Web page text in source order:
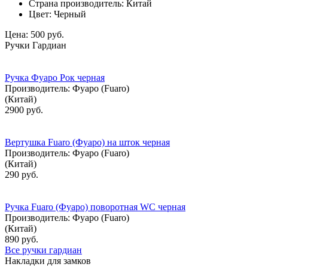
Страна производитель: Китай
Цвет: Черный
Цена: 500 руб.
Ручки Гардиан
Ручка Фуаро Рок черная
Производитель: Фуаро (Fuaro)
(Китай)
2900 руб.
Вертушка Fuaro (Фуаро) на шток черная
Производитель: Фуаро (Fuaro)
(Китай)
290 руб.
Ручка Fuaro (Фуаро) поворотная WC черная
Производитель: Фуаро (Fuaro)
(Китай)
890 руб.
Все ручки гардиан
Накладки для замков